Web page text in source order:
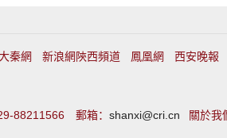
秦網 新浪網陝西頻道 鳳凰網 西安晚報
88211566 郵箱： shanxi@cri.cn 關於我